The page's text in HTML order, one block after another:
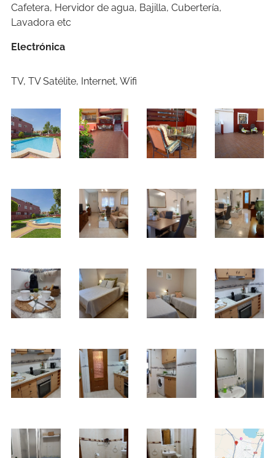
Cafetera, Hervidor de agua, Bajilla, Cubertería,
Lavadora etc
Electrónica
TV, TV Satélite, Internet, Wifi